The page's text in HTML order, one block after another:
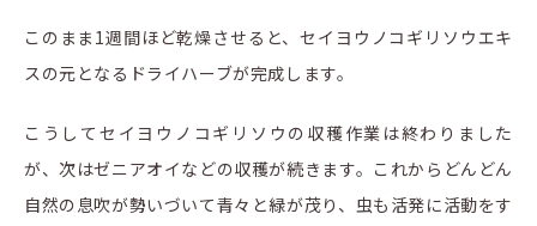
このまま1週間ほど乾燥させると、セイヨウノコギリソウエキ
スの元となるドライハーブが完成します。
こうしてセイヨウノコギリソウの収穫作業は終わりました
が、次はゼニアオイなどの収穫が続きます。これからどんどん
自然の息吹が勢いづいて青々と緑が茂り、虫も活発に活動をす